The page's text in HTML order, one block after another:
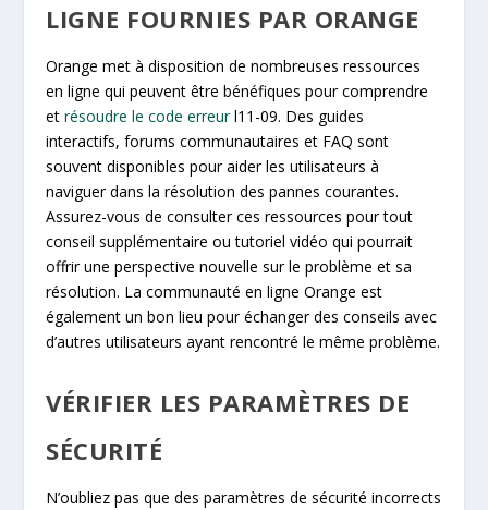
LIGNE FOURNIES PAR ORANGE
Orange met à disposition de nombreuses ressources
en ligne qui peuvent être bénéfiques pour comprendre
etrésoudre le code erreurl11-09. Des guides
interactifs, forums communautaires et FAQ sont
souvent disponibles pour aider les utilisateurs à
naviguer dans la résolution des pannes courantes.
Assurez-vous de consulter ces ressources pour tout
conseil supplémentaire ou tutoriel vidéo qui pourrait
offrir une perspective nouvelle sur le problème et sa
résolution. La communauté en ligne Orange est
également un bon lieu pour échanger des conseils avec
d’autres utilisateurs ayant rencontré le même problème.
VÉRIFIER LES PARAMÈTRES DE
SÉCURITÉ
N’oubliez pas que des paramètres de sécurité incorrects